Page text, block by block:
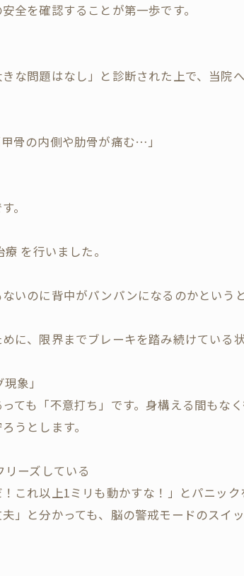
全を確認することが第一歩です。
な問題はなし」と診断された上で、当院
骨の内側や肋骨が痛む…」
。
を行いました。
いのに背中がパンパンになるのかという
に、限界までブレーキを踏み続けている状
象」
ても「不意打ち」です。身構える間も
うとします。
ーズしている
これ以上1ミリも動かすな！」とパニッ
」と分かっても、脳の警戒モードのスイ